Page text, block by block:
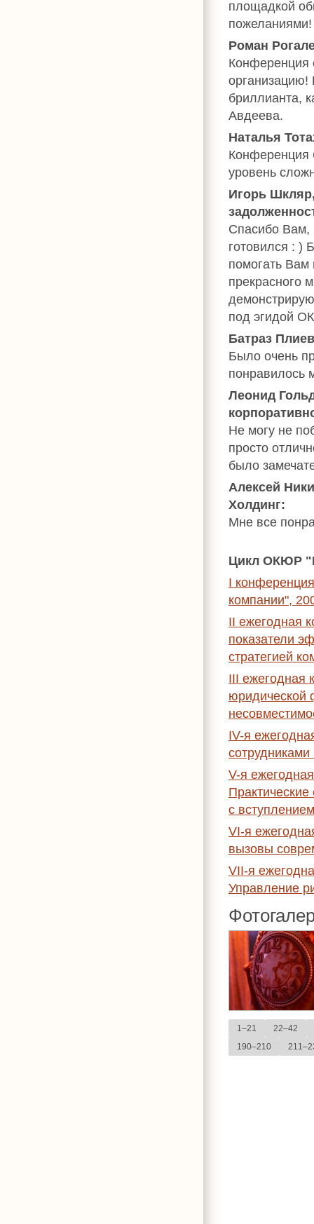
площадкой
Роман
Конференция
бриллианта,
Авдеева.
Наталья
Конференция
уровень
Игорь
Спасибо Вам,
готовился : )
помогать Вам
прекрасного
под эгидой
Батраз
Было очень
понравилось
Леонид
Не могу не
просто
было
Алексей
Холдинг:
Мне все
Цикл ОКЮР
I
компании",
II ежегодная
показатели
стратегией
III ежегодная
юридической
IV-я
V-я
с
VI-я
вызовы
VII-я
Управление
1–21
22–42
190–210